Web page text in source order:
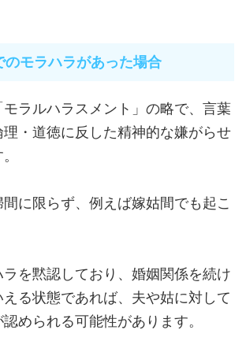
のモラハラがあった場合
ラルハラスメント」の略で、言葉
・道徳に反した精神的な嫌がらせ
に限らず、例えば嫁姑間でも起こ
を黙認しており、婚姻関係を続け
る状態であれば、夫や姑に対して
められる可能性があります。